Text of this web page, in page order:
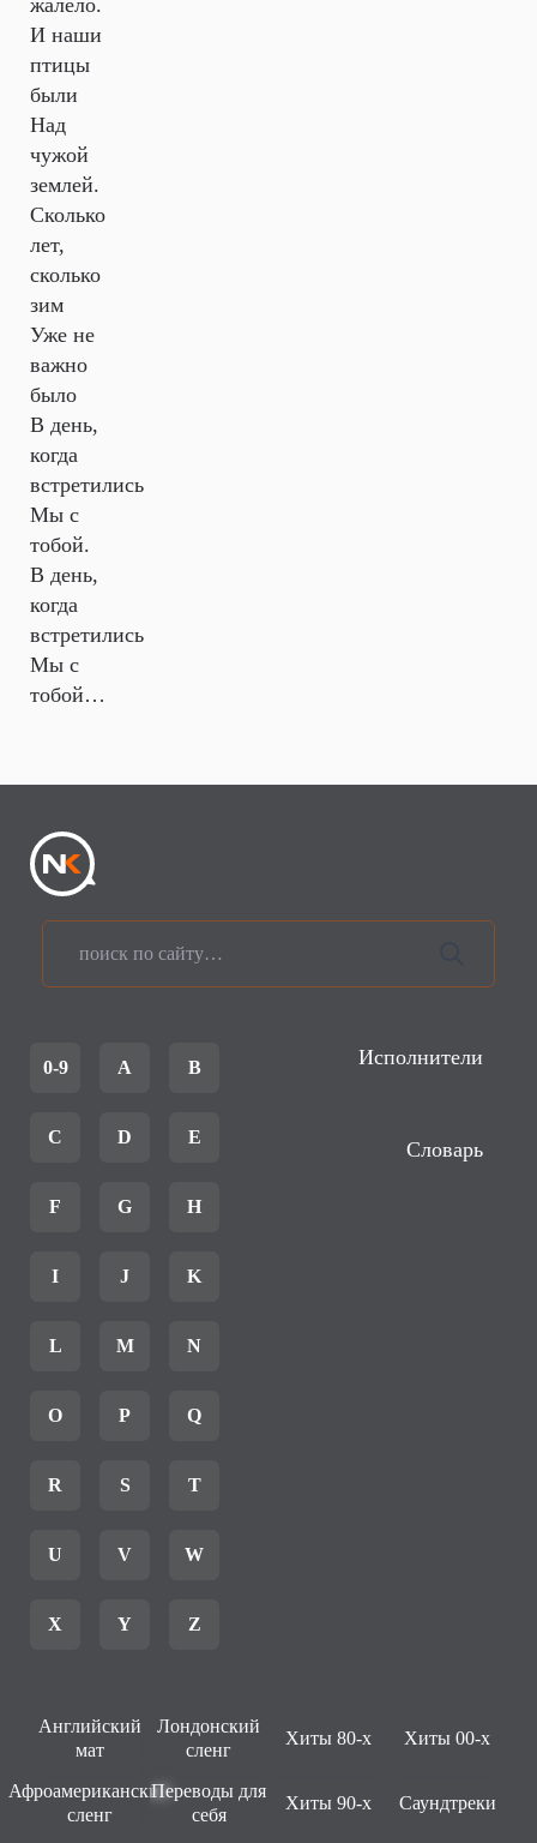
жалело.
И наши
птицы
были
Над
чужой
землей.
Сколько
лет,
сколько
зим
Уже не
важно
было
В день,
когда
встретились
Мы с
тобой.
В день,
когда
встретились
Мы с
тобой…
0-9 A B
C D E
F G H
I J K
L M N
O P Q
R S T
U V W
X Y Z
Исполнители
Словарь
Английский
мат
Лондонский
сленг
Хиты 80-х Хиты 00-х
Афроамериканский
сленг
Переводы для
себя
Хиты 90-х Саундтреки